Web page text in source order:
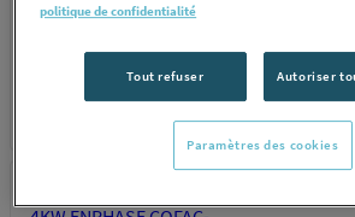
politique de confidentialité
Tout refuser Autoriser
Paramètres des cookies